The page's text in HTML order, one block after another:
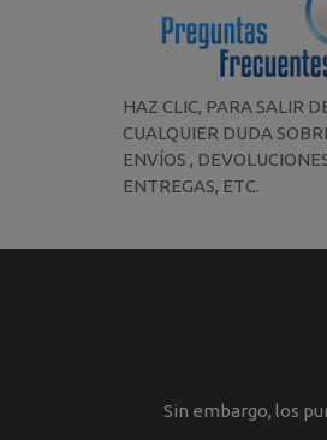
HAZ CLIC, PARA SALIR
CUALQUIER DUDA
ENVÍOS ,
ENTREGAS, ETC.
Sin embargo, los